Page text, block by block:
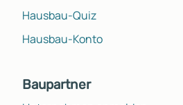
Hausbau-Quiz
Hausbau-Konto
Baupartner